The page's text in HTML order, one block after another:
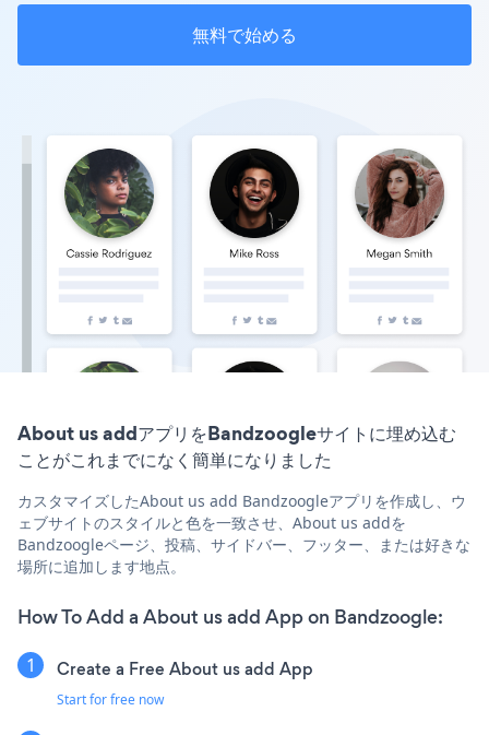
無料で始める
About us addアプリをBandzoogleサイトに埋め込む
ことがこれまでになく簡単になりました
カスタマイズしたAbout us add Bandzoogleアプリを作成し、ウ
ェブサイトのスタイルと色を一致させ、About us addを
Bandzoogleページ、投稿、サイドバー、フッター、または好きな
場所に追加します地点。
How To Add a About us add App on Bandzoogle:
Create a Free About us add App
Start for free now